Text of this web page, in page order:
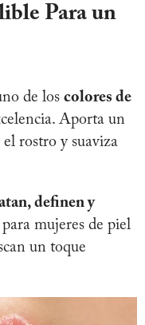
Para un
de los colores de
Aporta un
rostro y suaviza
definen y
mujeres de piel
un toque